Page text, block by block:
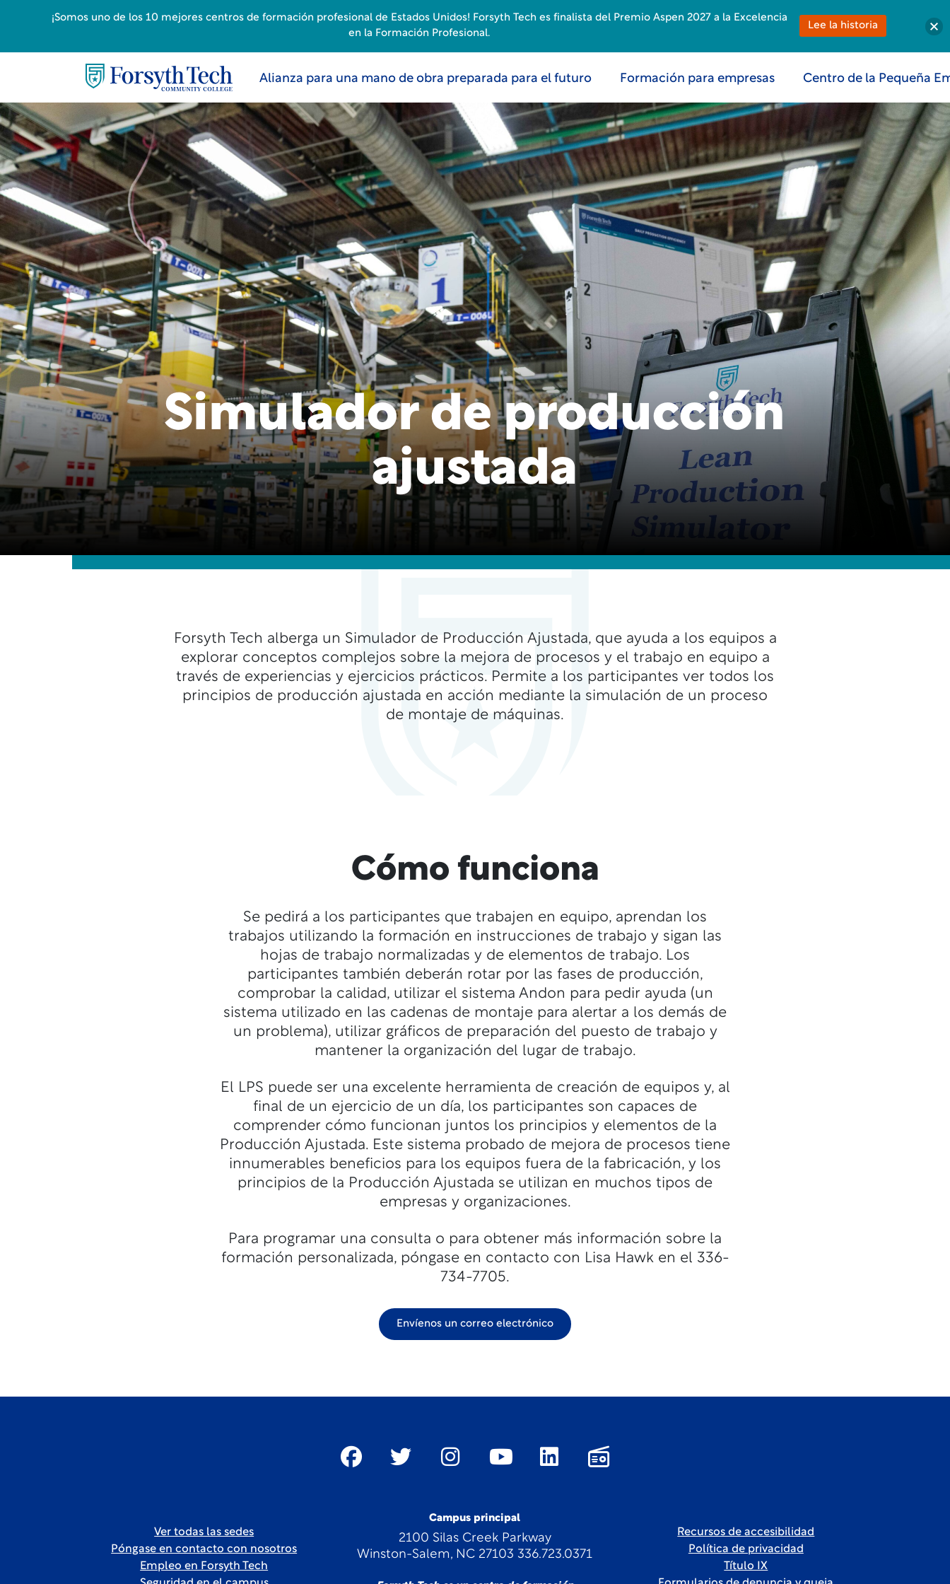
Alianza para una mano de obra preparada para el futuro Formación para empresas Centro de la Pequeña
Simulador de producción
ajustada
Forsyth Tech alberga un Simulador de Producción Ajustada, que ayuda a los equipos a
explorar conceptos complejos sobre la mejora de procesos y el trabajo en equipo a
través de experiencias y ejercicios prácticos. Permite a los participantes ver todos los
principios de producción ajustada en acción mediante la simulación de un proceso
de montaje de máquinas.
Cómo funciona
Se pedirá a los participantes que trabajen en equipo, aprendan los
trabajos utilizando la formación en instrucciones de trabajo y sigan las
hojas de trabajo normalizadas y de elementos de trabajo. Los
participantes también deberán rotar por las fases de producción,
comprobar la calidad, utilizar el sistema Andon para pedir ayuda (un
sistema utilizado en las cadenas de montaje para alertar a los demás de
un problema), utilizar gráficos de preparación del puesto de trabajo y
mantener la organización del lugar de trabajo.
El LPS puede ser una excelente herramienta de creación de equipos y, al
final de un ejercicio de un día, los participantes son capaces de
comprender cómo funcionan juntos los principios y elementos de la
Producción Ajustada. Este sistema probado de mejora de procesos tiene
innumerables beneficios para los equipos fuera de la fabricación, y los
principios de la Producción Ajustada se utilizan en muchos tipos de
empresas y organizaciones.
Para programar una consulta o para obtener más información sobre la
formación personalizada, póngase en contacto con Lisa Hawk en el 336-
734-7705.
Envíenos un correo electrónico
Campus principal
2100 Silas Creek Parkway
Winston-Salem, NC 27103 336.723.0371
Ver todas las sedes
Póngase en contacto con nosotros
Empleo en Forsyth Tech
Recursos de accesibilidad
Política de privacidad
Título IX
¡Somos uno de los 10 mejores centros de formación profesional de Estados Unidos! Forsyth Tech es finalista del Premio Aspen 2027 a la Excelencia
en la Formación Profesional.
Lee la historia